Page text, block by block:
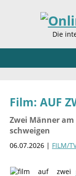
Die
Film: AUF
Zwei Männer am
schweigen
06.07.2026 | FILM/